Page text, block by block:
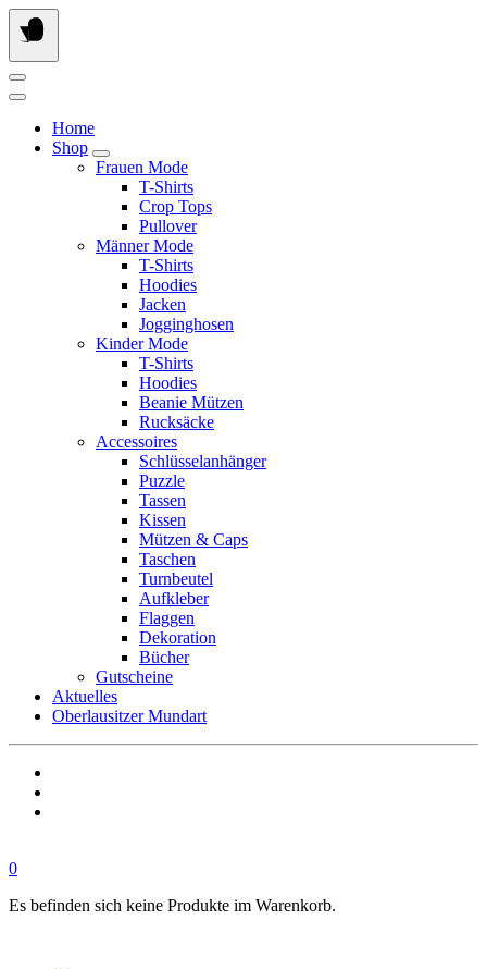
Springe
zum
Inhalt
Home
Shop
Frauen Mode
T-Shirts
Crop Tops
Pullover
Männer Mode
T-Shirts
Hoodies
Jacken
Jogginghosen
Kinder Mode
T-Shirts
Hoodies
Beanie Mützen
Rucksäcke
Accessoires
Schlüsselanhänger
Puzzle
Tassen
Kissen
Mützen & Caps
Taschen
Turnbeutel
Aufkleber
Flaggen
Dekoration
Bücher
Gutscheine
Aktuelles
Oberlausitzer Mundart
0
Es befinden sich keine Produkte im Warenkorb.